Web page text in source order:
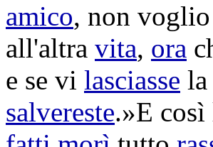
amico, non voglio
all'altra vita, ora
e se vi lasciasse la
salvereste.»E così